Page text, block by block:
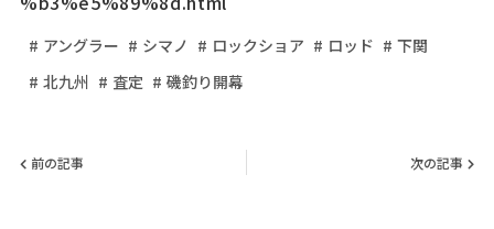
アングラー シマノ ロックショア ロッド
下関
北九州
査定 磯釣り開幕
前の記事 次の記事